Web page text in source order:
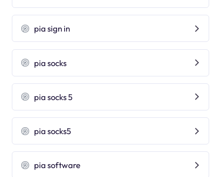
pia sign in
pia socks
pia socks 5
pia socks5
pia software